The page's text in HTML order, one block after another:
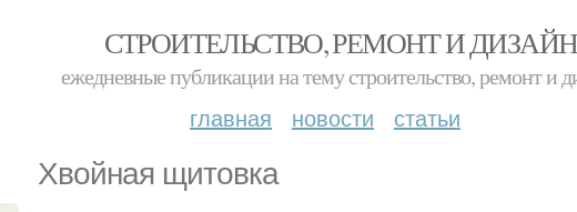
СТРОИТЕЛЬСТВО, РЕМОНТ И ДИЗАЙН
ежедневные публикации на тему строительство, ремонт и
главная новости статьи
Хвойная щитовка